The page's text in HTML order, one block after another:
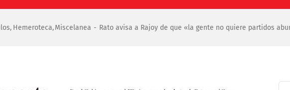
Hemeroteca Miscelanea Rato avisa a Rajoy de que «la gente no quiere partidos